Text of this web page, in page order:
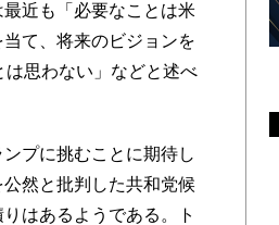
近も「必要なことは米
て、将来のビジョンを
思わない」などと述べ
プに挑むことに期待し
然と批判した共和党候
はあるようである。ト